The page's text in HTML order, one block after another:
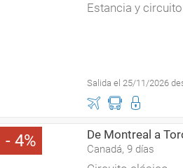
Estancia y circuito
Salida el 25/11/2026
4 De Montreal a
Canadá, 9 días